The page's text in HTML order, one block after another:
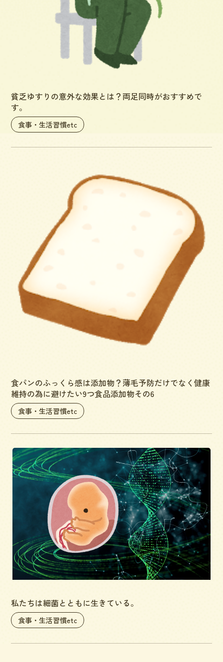
貧乏ゆすりの意外な効果とは？両足同時がおすすめで
す。
食事・生活習慣etc
食パンのふっくら感は添加物？薄毛予防だけでなく健康
維持の為に避けたい9つ食品添加物その6
食事・生活習慣etc
私たちは細菌とともに生きている。
食事・生活習慣etc